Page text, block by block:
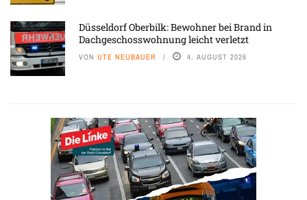
Düsseldorf Oberbilk: Bewohner bei Brand in
Dachgeschosswohnung leicht verletzt
VON UTE NEUBAUER 4. AUGUST 2026